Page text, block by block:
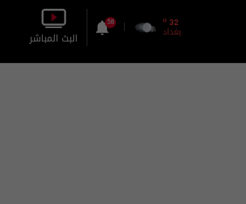
32
o
بغداد
58
البث المباشر